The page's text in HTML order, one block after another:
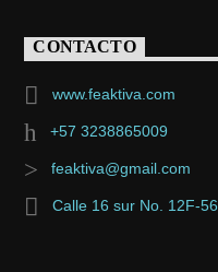
CONTACTO
www.feaktiva.com
+57 3238865009
feaktiva@gmail.com
Calle 16 sur No. 12F-56